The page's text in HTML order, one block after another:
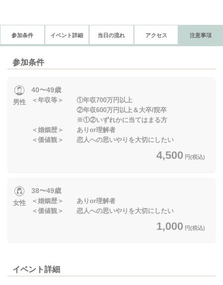
参加条件 イベント詳細 当日の流れ アクセス 注意事項
参加条件
男性
40〜49歳
＜年収等＞ ①年収700万円以上
②年収600万円以上＆大卒/院卒
※①②いずれかに当てはまる方
＜婚姻歴＞ ありor理解者
＜価値観＞ 恋人への思いやりを大切にしたい
4,500 円(税込)
女性
38〜49歳
＜婚姻歴＞ ありor理解者
＜価値観＞ 恋人への思いやりを大切にしたい
1,000 円(税込)
イベント詳細